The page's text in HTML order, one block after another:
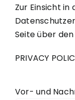
Zur Einsicht in
Seite über
PRIVACY
Vor- und